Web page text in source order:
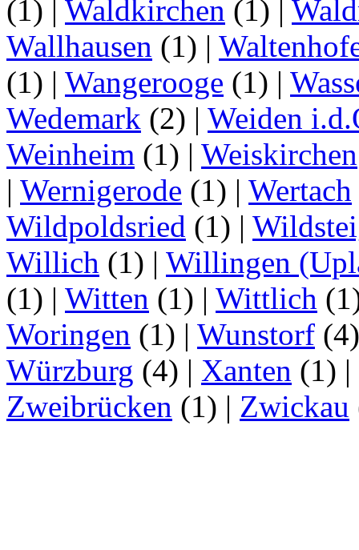
(1) Waldkirchen (1)
Wallhausen (1) |
(1) | Wangerooge (1) |
Wedemark (2) | Weiden
Weinheim (1) | Weiskirchen
| Wernigerode (1) | Wertach
Wildpoldsried (1) |
Willich (1) | Willingen
(1) | Witten (1) | Wittlich
Woringen (1) | Wunstorf
Würzburg (4) | Xanten (1) |
Zweibrücken (1) | Zwickau